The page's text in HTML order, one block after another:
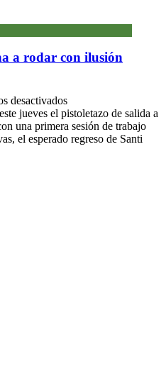
vendimia
la
historia
ya
es
a rodar con ilusión
desactivadosen
El
REBI
Cuenca
jueves el pistoletazo de salida a
una primera sesión de trabajo
el esperado regreso de Santi